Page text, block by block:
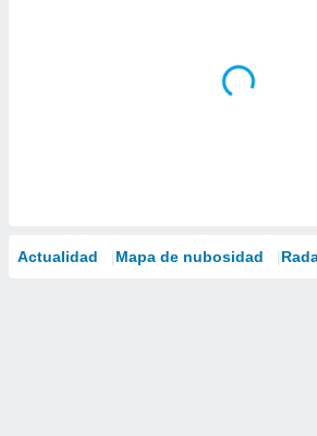
Actualidad Mapa de nubosidad